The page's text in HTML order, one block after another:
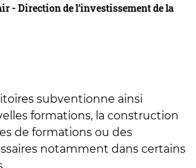
- Direction de l’investissement de la
subventionne ainsi
formations, la construction
de formations ou des
notamment dans certains